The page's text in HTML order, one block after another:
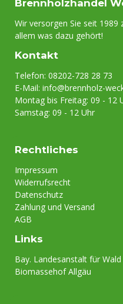
Brennholzhandel
Wir versorgen Sie seit
allem was dazu gehört!
Kontakt
Telefon: 08202-728 28 73
E-Mail: info@brennholz-
Montag bis Freitag: 09 - 12
Samstag: 09 - 12 Uhr
Rechtliches
Impressum
Widerrufsrecht
Datenschutz
Zahlung und Versand
AGB
Links
Bay. Landesanstalt für
Biomassehof Allgäu